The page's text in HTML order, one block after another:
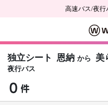
高速バス/夜行
独立シート 恩納 から 美
夜行バス